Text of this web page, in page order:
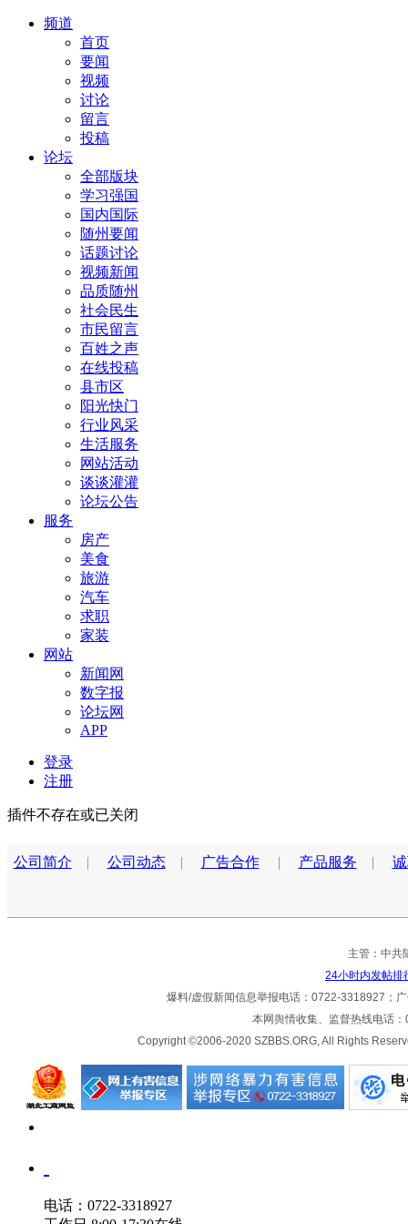
频道
首页
要闻
视频
讨论
留言
投稿
论坛
全部版块
学习强国
国内国际
随州要闻
话题讨论
视频新闻
品质随州
社会民生
市民留言
百姓之声
在线投稿
县市区
阳光快门
行业风采
生活服务
网站活动
谈谈灌灌
论坛公告
服务
房产
美食
旅游
汽车
求职
家装
网站
新闻网
数字报
论坛网
APP
登录
注册
插件不存在或已关闭
公司简介 | 公司动态| 广告合作| 产品服务 |
主管：中
24小时内发帖排
爆料/虚假新闻信息举报电话：0722-3318927；
本网舆情收集、监督热线电话
Copyright ©2006-2020 SZBBS.ORG, All Rights
电话：0722-3318927